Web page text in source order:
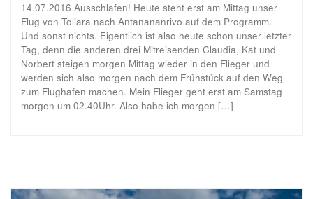
14.07.2016 Ausschlafen! Heute steht erst am Mittag unser
Flug von Toliara nach Antanananrivo auf dem Programm.
Und sonst nichts. Eigentlich ist also heute schon unser letzter
Tag, denn die anderen drei Mitreisenden Claudia, Kat und
Norbert steigen morgen Mittag wieder in den Flieger und
werden sich also morgen nach dem Frühstück auf den Weg
zum Flughafen machen. Mein Flieger geht erst am Samstag
morgen um 02.40Uhr. Also habe ich morgen […]